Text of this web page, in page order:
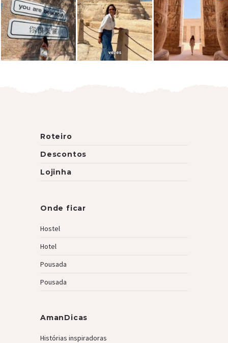
Roteiro
Descontos
Lojinha
Onde ficar
Hostel
Hotel
Pousada
Pousada
AmanDicas
Histórias inspiradoras